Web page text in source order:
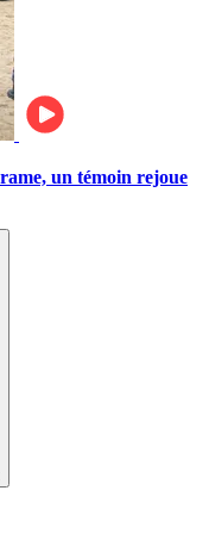
un témoin rejoue